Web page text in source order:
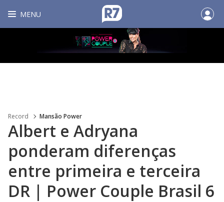
MENU
Record Mansão Power
Albert e Adryana
ponderam diferenças
entre primeira e terceira
DR | Power Couple Brasil 6